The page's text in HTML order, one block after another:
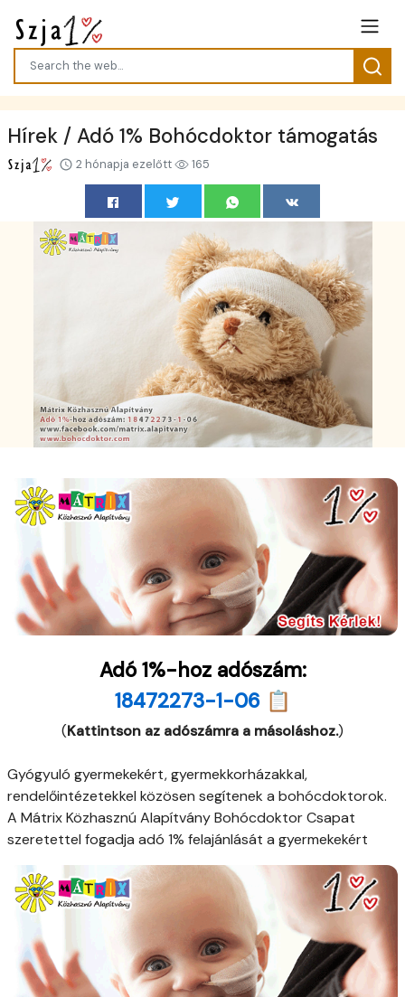
Hírek / Adó 1% Bohócdoktor támogatás
2 hónapja ezelőtt 165
Adó 1%-hoz adószám:
18472273-1-06 📋
(Kattintson az adószámra a másoláshoz.)
Gyógyuló gyermekekért, gyermekkorházakkal,
rendelőintézetekkel közösen segítenek a bohócdoktorok.
A Mátrix Közhasznú Alapítvány Bohócdoktor Csapat
szeretettel fogadja adó 1% felajánlását a gyermekekért